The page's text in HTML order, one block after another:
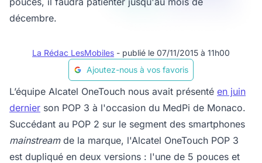
décembre.
La Rédac LesMobiles - publié le 07/11/2015 à 11h00
Ajoutez-nous à vos favoris
L’équipe Alcatel OneTouch nous avait présenté en juin
dernier son POP 3 à l'occasion du MedPi de Monaco.
Succédant au POP 2 sur le segment des smartphones
mainstreamde la marque, l'Alcatel OneTouch POP 3
est dupliqué en deux versions : l'une de 5 pouces et